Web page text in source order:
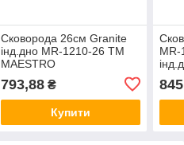
Сковорода 26см Granite
інд.дно MR-1210-26 ТМ
MAESTRO
793,88₴
Купити
MR-